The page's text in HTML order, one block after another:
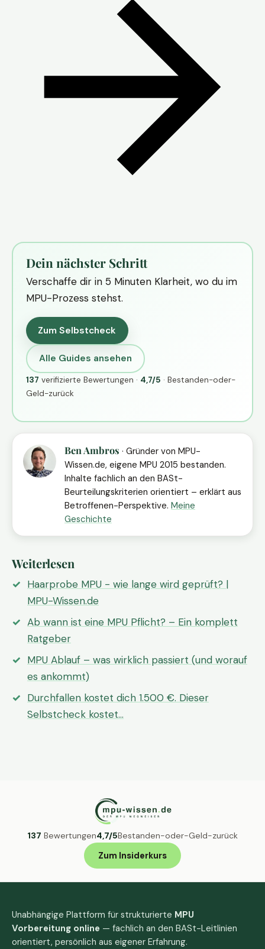
Dein nächster Schritt
Verschaffe dir in 5 Minuten Klarheit, wo du im
MPU-Prozess stehst.
Zum Selbstcheck
Alle Guides ansehen
137 verifizierte Bewertungen · 4,7/5 · Bestanden-oder-
Geld-zurück
Ben Ambros · Gründer von MPU-
Wissen.de, eigene MPU 2015 bestanden.
Inhalte fachlich an den BASt-
Beurteilungskriterien orientiert – erklärt aus
Betroffenen-Perspektive. Meine
Geschichte
Weiterlesen
Haarprobe MPU - wie lange wird geprüft? |
MPU-Wissen.de
Ab wann ist eine MPU Pflicht? – Ein komplett
Ratgeber
MPU Ablauf – was wirklich passiert (und worauf
es ankommt)
Durchfallen kostet dich 1.500 €. Dieser
Selbstcheck kostet…
137 Bewertungen4,7/5Bestanden-oder-Geld-zurück
Zum Insiderkurs
Unabhängige Plattform für strukturierte MPU
Vorbereitung online — fachlich an den BASt-Leitlinien
orientiert, persönlich aus eigener Erfahrung.